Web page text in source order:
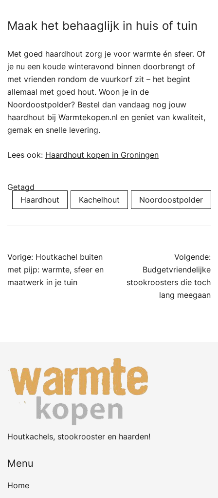
Maak het behaaglijk in huis of tuin
Met goed haardhout zorg je voor warmte én sfeer. Of
je nu een koude winteravond binnen doorbrengt of
met vrienden rondom de vuurkorf zit – het begint
allemaal met goed hout. Woon je in de
Noordoostpolder? Bestel dan vandaag nog jouw
haardhout bij Warmtekopen.nl en geniet van kwaliteit,
gemak en snelle levering.
Lees ook: Haardhout kopen in Groningen
Getagd
Haardhout
Kachelhout Noordoostpolder
Bericht
navigatie
Vorige: Houtkachel buiten
met pijp: warmte, sfeer en
maatwerk in je tuin
Volgende:
Budgetvriendelijke
stookroosters die toch
lang meegaan
Houtkachels, stookrooster en haarden!
Menu
Home